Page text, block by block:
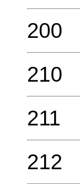
200
210
211
212